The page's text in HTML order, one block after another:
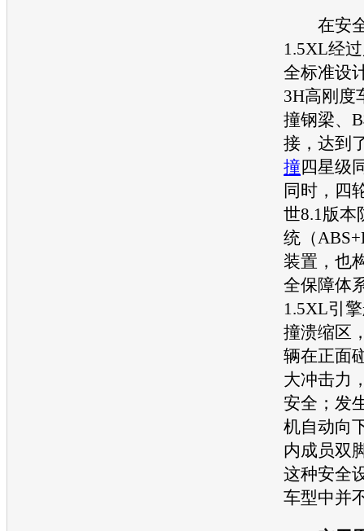
在安全
1.5XL经
全标准设
3H高刚度
撞钢梁、
接，达到
撞四星级
同时，四
世8.1版本
统（
装置，也
全保障体
1.5XL引
撞溃缩区
辆在正面
大冲击力
安全；发
机自动向
内成员双
这种安全
车型中并